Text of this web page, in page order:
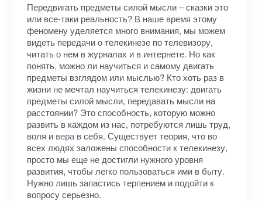
Передвигать предметы силой мысли – сказки это
или все-таки реальность? В наше время этому
феномену уделяется много внимания, мы можем
видеть передачи о телекинезе по телевизору,
читать о нем в журналах и в интернете. Но как
понять, можно ли научиться и самому двигать
предметы взглядом или мыслью? Кто хоть раз в
жизни не мечтал научиться телекинезу: двигать
предметы силой мысли, передавать мысли на
расстоянии? Это способность, которую можно
развить в каждом из нас, потребуются лишь труд,
воля и вера в себя. Существует теория, что во
всех людях заложены способности к телекинезу,
просто мы еще не достигли нужного уровня
развития, чтобы легко пользоваться ими в быту.
Нужно лишь запастись терпением и подойти к
вопросу серьезно.